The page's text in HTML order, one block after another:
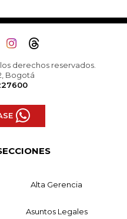
derechos reservados.
Bogotá
Alta Gerencia
Asuntos Legales